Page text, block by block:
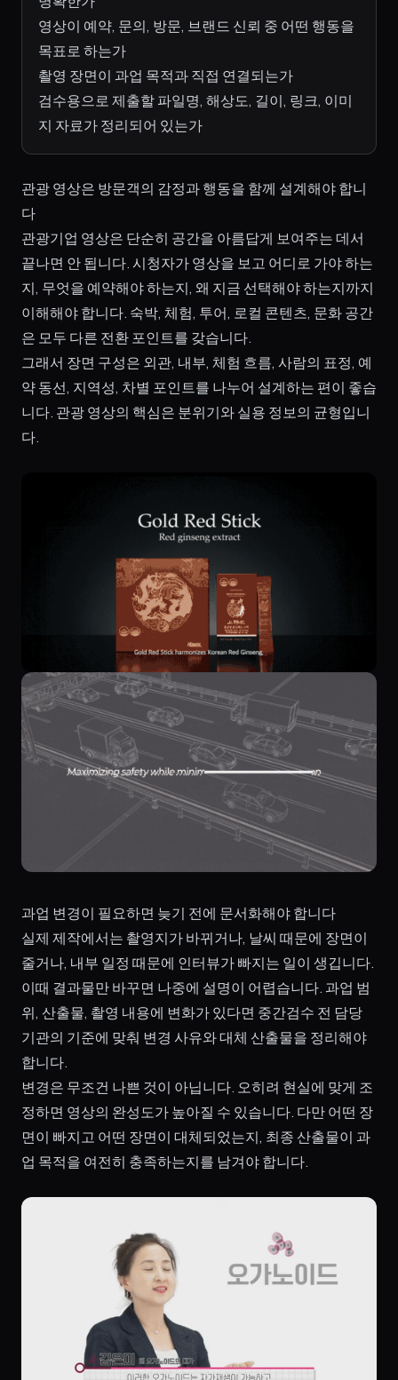
영상이 예약, 문의, 방문, 브랜드 신뢰 중 어떤 행동을
목표로 하는가
촬영 장면이 과업 목적과 직접 연결되는가
검수용으로 제출할 파일명, 해상도, 길이, 링크, 이미
지 자료가 정리되어 있는가
관광 영상은 방문객의 감정과 행동을 함께 설계해야 합니
다
관광기업 영상은 단순히 공간을 아름답게 보여주는 데서
끝나면 안 됩니다. 시청자가 영상을 보고 어디로 가야 하는
지, 무엇을 예약해야 하는지, 왜 지금 선택해야 하는지까지
이해해야 합니다. 숙박, 체험, 투어, 로컬 콘텐츠, 문화 공간
은 모두 다른 전환 포인트를 갖습니다.
그래서 장면 구성은 외관, 내부, 체험 흐름, 사람의 표정, 예
약 동선, 지역성, 차별 포인트를 나누어 설계하는 편이 좋습
니다. 관광 영상의 핵심은 분위기와 실용 정보의 균형입니
다.
과업 변경이 필요하면 늦기 전에 문서화해야 합니다
실제 제작에서는 촬영지가 바뀌거나, 날씨 때문에 장면이
줄거나, 내부 일정 때문에 인터뷰가 빠지는 일이 생깁니다.
이때 결과물만 바꾸면 나중에 설명이 어렵습니다. 과업 범
위, 산출물, 촬영 내용에 변화가 있다면 중간검수 전 담당
기관의 기준에 맞춰 변경 사유와 대체 산출물을 정리해야
합니다.
변경은 무조건 나쁜 것이 아닙니다. 오히려 현실에 맞게 조
정하면 영상의 완성도가 높아질 수 있습니다. 다만 어떤 장
면이 빠지고 어떤 장면이 대체되었는지, 최종 산출물이 과
업 목적을 여전히 충족하는지를 남겨야 합니다.